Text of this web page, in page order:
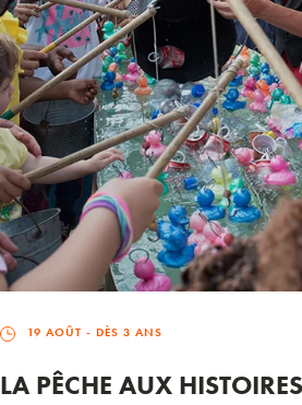
19 AOÛT - DÈS 3 ANS
LA PÊCHE AUX HISTOIRES